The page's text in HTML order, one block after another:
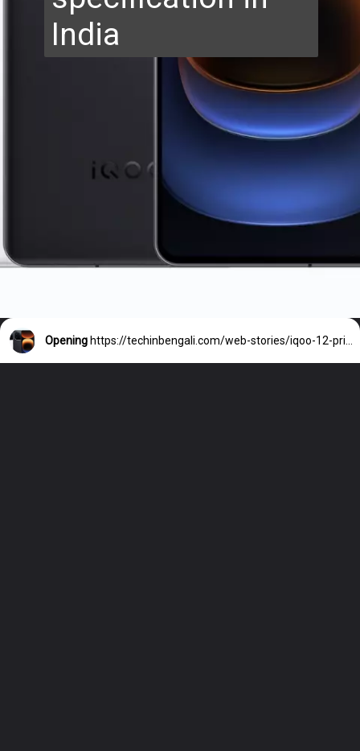
India
Opening https://techinbengali.com/web-stories/iqoo-12-price/